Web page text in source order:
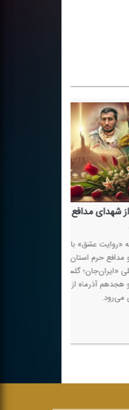
تكیه كلامش این بود: «داداش
گفت‌وگوی رادیو معارف با همسر شهید
مصطفی صدر زاده در برنامه رادیویی
عشق»